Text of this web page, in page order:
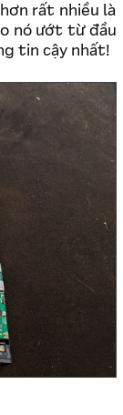
rất nhiều là
nó ướt từ đầu
tin cậy nhất!